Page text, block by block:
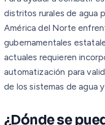
distritos rurales de agua
América del Norte
gubernamentales
actuales requieren
automatización para
de los sistemas de agua
¿Dónde se